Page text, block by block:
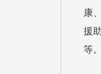
康
援
等。
（